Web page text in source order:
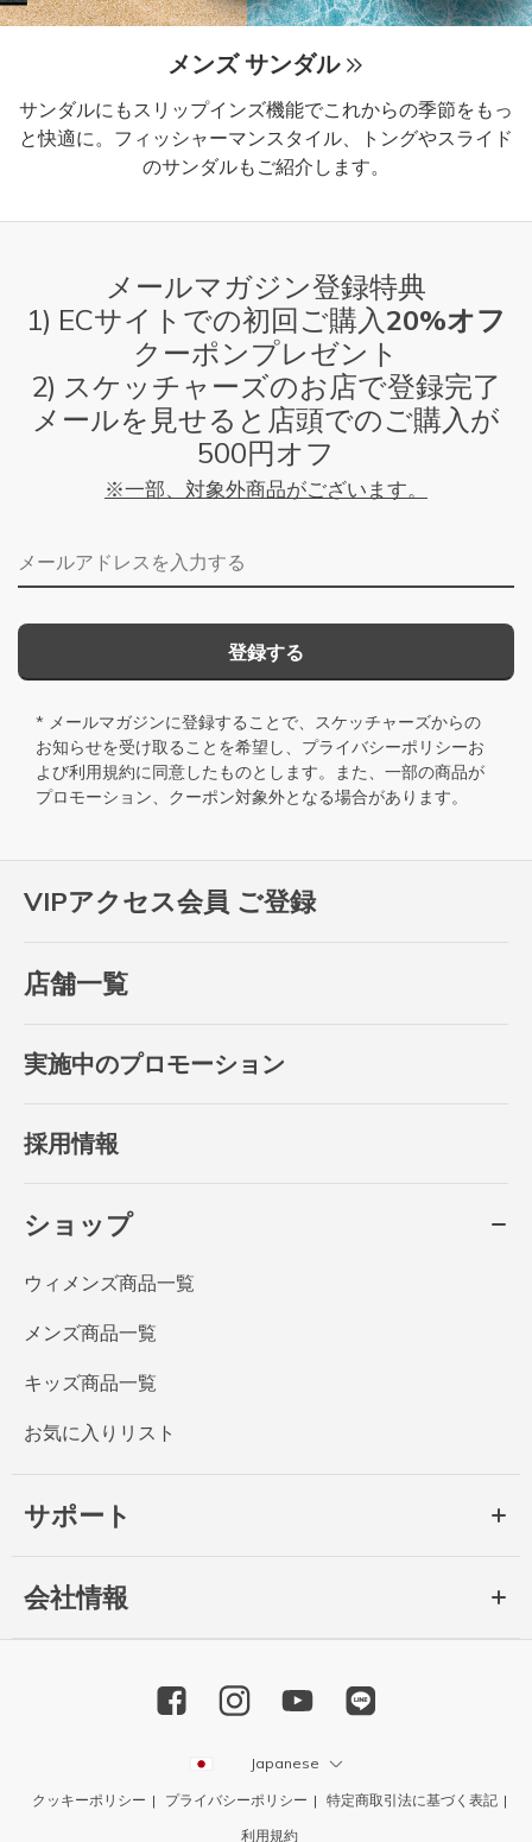
メンズ サンダル
サンダルにもスリップインズ機能でこれからの季節をもっ
と快適に。フィッシャーマンスタイル、トングやスライド
のサンダルもご紹介します。
VIPアクセス会員 ご登録
店舗一覧
実施中のプロモーション
採用情報
ショップ
ウィメンズ商品一覧
メンズ商品一覧
キッズ商品一覧
お気に入りリスト
サポート
会社情報
メールマガジン登録特典
1) ECサイトでの初回ご購入 20%オフ
クーポンプレゼント
2) スケッチャーズのお店で登録完了
メールを見せると店頭でのご購入が
500円オフ
※一部、対象外商品がございます。
メールアドレス
登録する
* メールマガジンに登録することで、スケッチャーズからの
お知らせを受け取ることを希望し、 プライバシーポリシーお
よび利用規約に同意したものとします。また、一部の商品が
プロモーション、クーポン対象外となる場合があります。
Japanese
クッキーポリシー プライバシーポリシー
特定商取引法に基づく表記
利用規約